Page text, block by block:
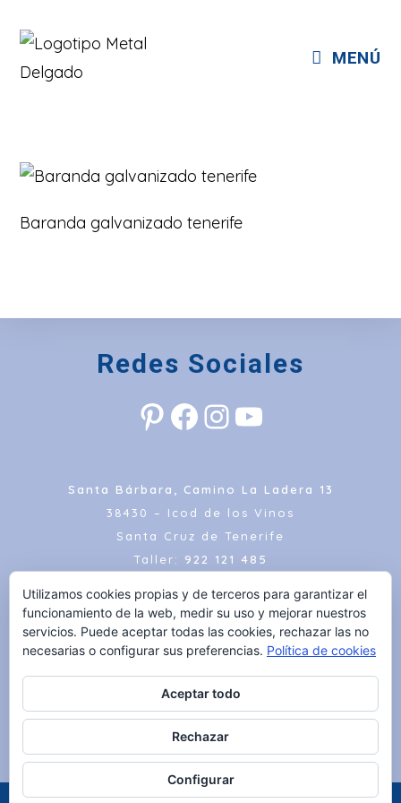
contenido
MENÚ
Baranda galvanizado tenerife
Redes Sociales
PinterestFacebookInstagram
YouTube
Santa Bárbara, Camino La Ladera 13
38430 – Icod de los Vinos
Santa Cruz de Tenerife
Taller:
922 121 485
WHATSAPP
AVISO LEGAL
Utilizamos cookies propias y de terceros para garantizar el
funcionamiento de la web, medir su uso y mejorar nuestros
servicios. Puede aceptar todas las cookies, rechazar las no
necesarias o configurar sus preferencias. Política de cookies
Aceptar todo
Rechazar
Configurar